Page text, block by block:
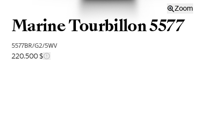
Zoom
Marine Tourbillon 5577
5577BR/G2/5WV
220.500 $